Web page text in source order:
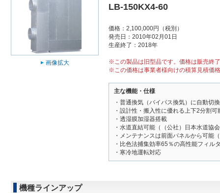
画像拡大
LB-150KX4-60
価格：2,100,000円（税別）
発売日：2010年02月01日
生産終了：2018年
※この製品は旧型品です。価格は販売終
※この価格は事業者様向けの積算見積価
主な機能・仕様
・普通換気（バイパス換気）に自動切
・設計性・搬入性に優れる上下2分割可
・透湿膜加湿器搭載
・水道直結可能（（公社）日本水道協
・メンテナンスは前面パネルから可能
・比色法捕集効率65％の高性能フィル
・寒冷地運転対応
機種ラインアップ